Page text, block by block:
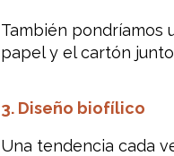
También pondríamos
papel y el cartón
3. Diseño biofílico
Una tendencia cada